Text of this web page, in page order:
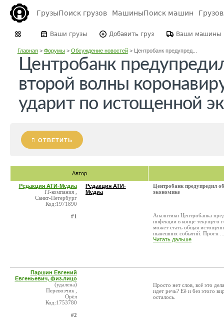
ГрузыПоиск грузов МашиныПоиск машин
Ваши грузы Добавить груз Ваши машины
Главная> Форумы> Обсуждение новостей> Центробанк предупред...
Центробанк
второй волны
ударит по истощенной
ОТВЕТИТЬ
Автор
Редакция АТИ-Медиа
IT-компания ,
Санкт-Петербург
Код:1971890
#1
Редакция АТИ-
Медиа
Центробанк предупредил
экономике
Аналитики Центробанка
инфекции в конце текущего
может стать общая
нынешних событий. Прогн ...
Читать дальше
Паршин Евгений
Евгеньевич, физ.лицо
(удалена)
Перевозчик ,
Орёл
Код:1753780
#2
Просто нет слов, всё это
идет речь? Её и без этого
осталось.